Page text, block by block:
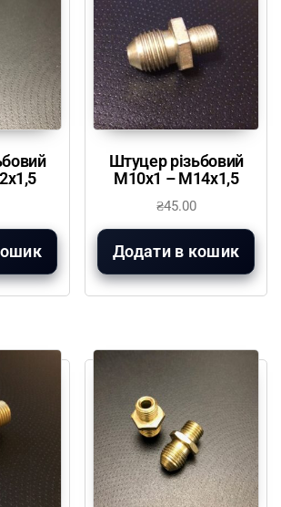
Штуцер різьбовий
М10х1 – М14х1,5
₴45.00
Додати в кошик